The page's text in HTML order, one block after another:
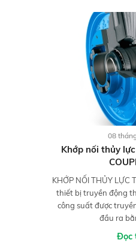
08
Khớp nối thủy
KHỚP NỐI THỦY LỰC
thiết bị truyền động
công suất được
đầu ra
Đọc